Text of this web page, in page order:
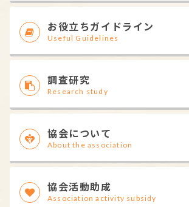
お役立ちガイドライン
Useful Guidelines
調査研究
Research study
協会について
About the association
協会活動助成
Association activity subsidy